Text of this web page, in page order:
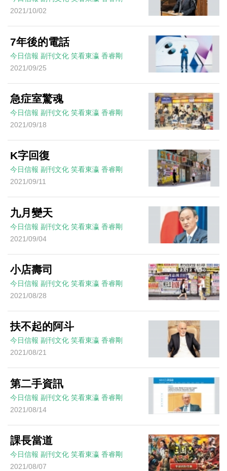
2021/10/02
7年後的電話
今日信報 副刊文化 笑看東瀛 香睿剛
2021/09/25
急症室驚魂
今日信報 副刊文化 笑看東瀛 香睿剛
2021/09/18
K字回復
今日信報 副刊文化 笑看東瀛 香睿剛
2021/09/11
九月變天
今日信報 副刊文化 笑看東瀛 香睿剛
2021/09/04
小店壽司
今日信報 副刊文化 笑看東瀛 香睿剛
2021/08/28
扶不起的阿斗
今日信報 副刊文化 笑看東瀛 香睿剛
2021/08/21
第二手資訊
今日信報 副刊文化 笑看東瀛 香睿剛
2021/08/14
課長當道
今日信報 副刊文化 笑看東瀛 香睿剛
2021/08/07